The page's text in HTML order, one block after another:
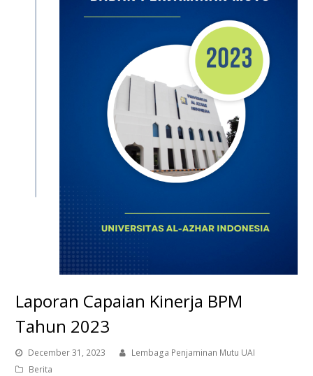
Laporan Capaian Kinerja BPM
Tahun 2023
December 31, 2023
Lembaga Penjaminan Mutu UAI
Berita